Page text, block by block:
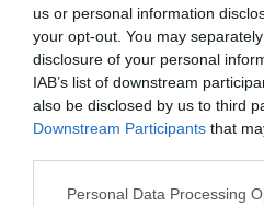
us or personal information
your opt-out. You may
disclosure of your personal
IAB’s list of downstream
also be disclosed by us to third
Downstream Participants that
Personal Data Processing
إذا حاولت التعليق على إعادة
الشخص الذي قام بالتغريدة في
بالرد على حساب آخر، وفي حال
تغريدك، فسيظهر هذا التعليق في
الذي قام بالتغريد في